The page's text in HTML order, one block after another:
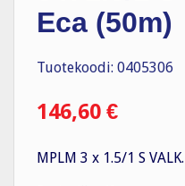
Eca (50m)
Tuotekoodi: 0405306
146,60 €
MPLM 3 x 1.5/1 S